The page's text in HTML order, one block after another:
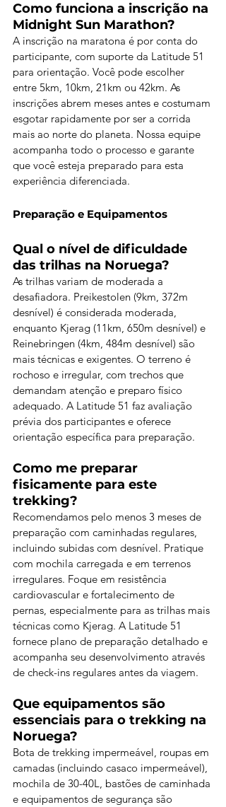
Como funciona a inscrição na
Midnight Sun Marathon?
A inscrição na maratona é por conta do
participante, com suporte da Latitude 51
para orientação. Você pode escolher
entre 5km, 10km, 21km ou 42km. As
inscrições abrem meses antes e costumam
esgotar rapidamente por ser a corrida
mais ao norte do planeta. Nossa equipe
acompanha todo o processo e garante
que você esteja preparado para esta
experiência diferenciada.
Preparação e Equipamentos
Qual o nível de dificuldade
das trilhas na Noruega?
As trilhas variam de moderada a
desafiadora. Preikestolen (9km, 372m
desnível) é considerada moderada,
enquanto Kjerag (11km, 650m desnível) e
Reinebringen (4km, 484m desnível) são
mais técnicas e exigentes. O terreno é
rochoso e irregular, com trechos que
demandam atenção e preparo físico
adequado. A Latitude 51 faz avaliação
prévia dos participantes e oferece
orientação específica para preparação.
Como me preparar
fisicamente para este
trekking?
Recomendamos pelo menos 3 meses de
preparação com caminhadas regulares,
incluindo subidas com desnível. Pratique
com mochila carregada e em terrenos
irregulares. Foque em resistência
cardiovascular e fortalecimento de
pernas, especialmente para as trilhas mais
técnicas como Kjerag. A Latitude 51
fornece plano de preparação detalhado e
acompanha seu desenvolvimento através
de check-ins regulares antes da viagem.
Que equipamentos são
essenciais para o trekking na
Noruega?
Bota de trekking impermeável, roupas em
camadas (incluindo casaco impermeável),
mochila de 30-40L, bastões de caminhada
e equipamentos de segurança são